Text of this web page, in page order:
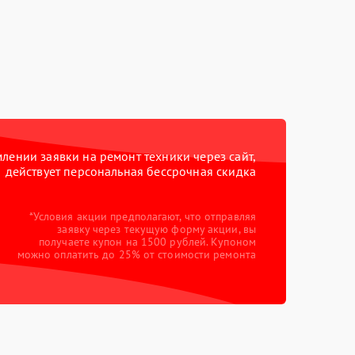
заявки на ремонт техники через сайт,
действует персональная бессрочная скидка
*Условия акции предполагают, что отправляя
заявку через текущую форму акции, вы
получаете купон на 1500 рублей. Купоном
можно оплатить до 25% от стоимости ремонта